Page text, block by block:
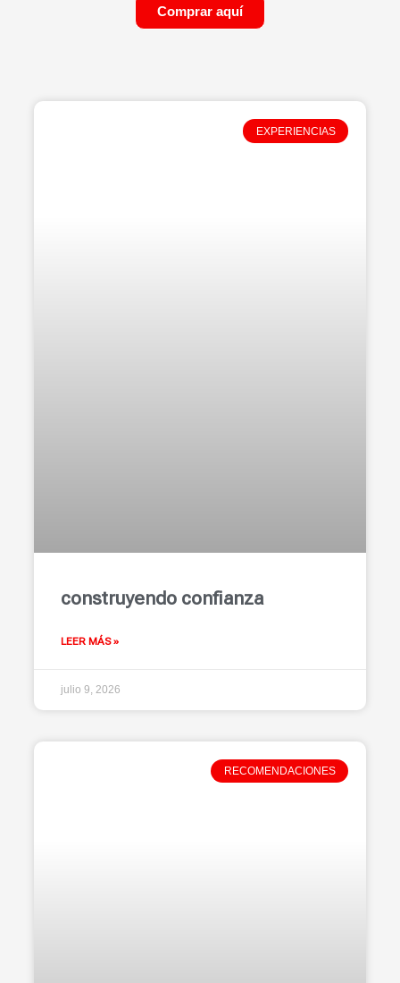
Comprar aquí
EXPERIENCIAS
construyendo confianza
LEER MÁS »
julio 9, 2026
RECOMENDACIONES